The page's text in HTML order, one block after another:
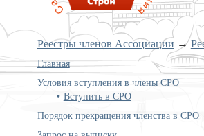
«Объединение строителей
Южного и Северо-Кавказского
округов»
Реестры членов Ассоциации →
Главная
Условия вступления в члены СРО
Вступить в СРО
Порядок прекращения членства в СРО